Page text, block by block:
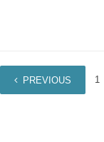
財經｜滙
元以下
PREVIOUS 1